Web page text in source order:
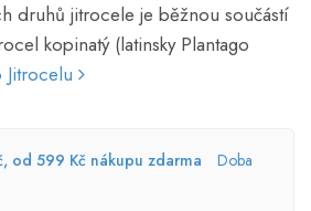
druhů jitrocele je běžnou součástí
kopinatý (latinsky Plantago
od 599 Kč nákupu zdarma
Doba